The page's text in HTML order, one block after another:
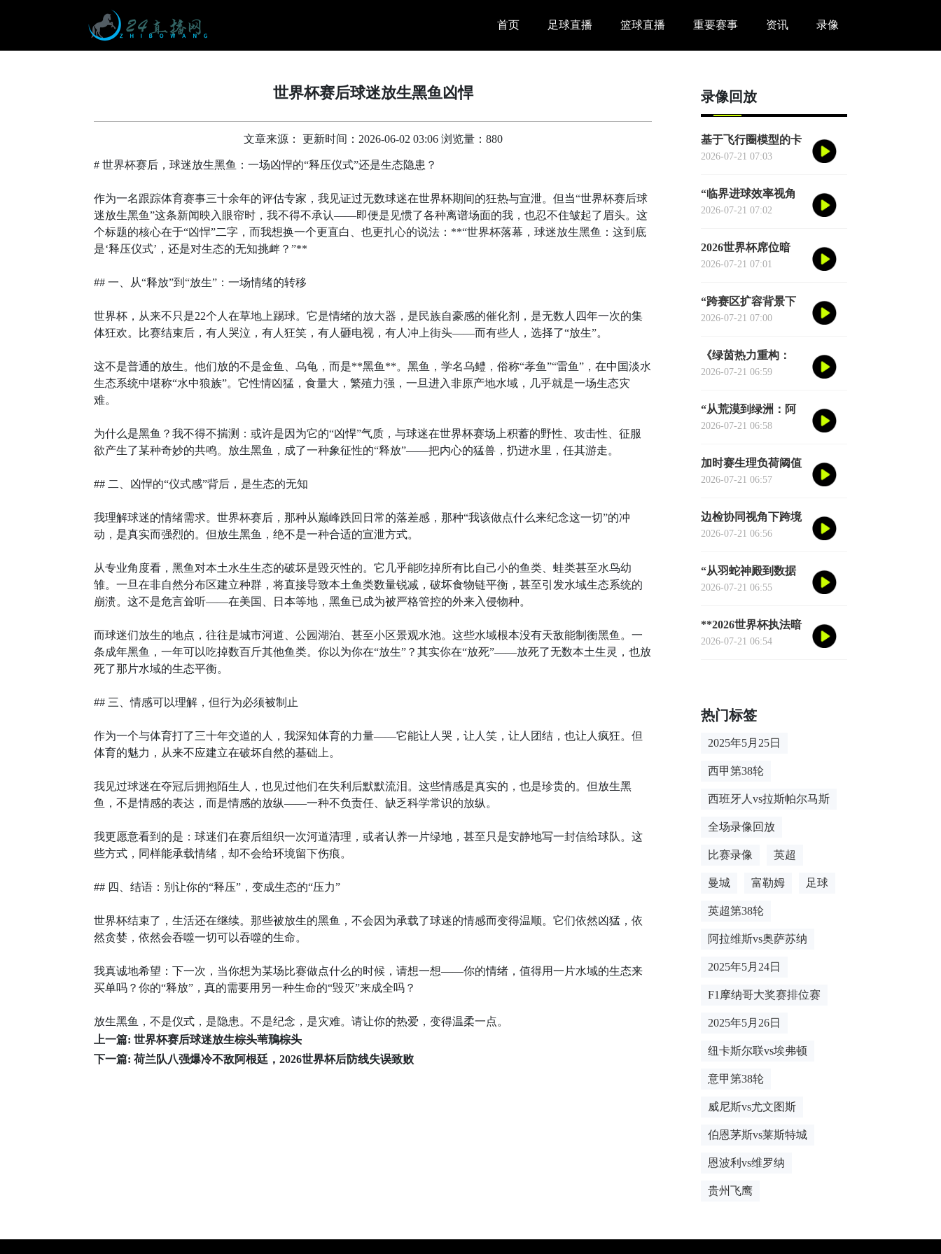
首页 足球直播 篮球直播 重要赛事 资讯 录像
世界杯赛后球迷放生黑鱼凶悍
文章来源： 更新时间：2026-06-02 03:06 浏览量：880
# 世界杯赛后，球迷放生黑鱼：一场凶悍的“释压仪式”还是生态隐患？
作为一名跟踪体育赛事三十余年的评估专家，我见证过无数球迷在世界杯期间的狂热与宣泄。但当“世界杯赛后球
迷放生黑鱼”这条新闻映入眼帘时，我不得不承认——即便是见惯了各种离谱场面的我，也忍不住皱起了眉头。这
个标题的核心在于“凶悍”二字，而我想换一个更直白、也更扎心的说法：**“世界杯落幕，球迷放生黑鱼：这到底
是‘释压仪式’，还是对生态的无知挑衅？”**
## 一、从“释放”到“放生”：一场情绪的转移
世界杯，从来不只是22个人在草地上踢球。它是情绪的放大器，是民族自豪感的催化剂，是无数人四年一次的集
体狂欢。比赛结束后，有人哭泣，有人狂笑，有人砸电视，有人冲上街头——而有些人，选择了“放生”。
这不是普通的放生。他们放的不是金鱼、乌龟，而是**黑鱼**。黑鱼，学名乌鳢，俗称“孝鱼”“雷鱼”，在中国淡水
生态系统中堪称“水中狼族”。它性情凶猛，食量大，繁殖力强，一旦进入非原产地水域，几乎就是一场生态灾
难。
为什么是黑鱼？我不得不揣测：或许是因为它的“凶悍”气质，与球迷在世界杯赛场上积蓄的野性、攻击性、征服
欲产生了某种奇妙的共鸣。放生黑鱼，成了一种象征性的“释放”——把内心的猛兽，扔进水里，任其游走。
## 二、凶悍的“仪式感”背后，是生态的无知
我理解球迷的情绪需求。世界杯赛后，那种从巅峰跌回日常的落差感，那种“我该做点什么来纪念这一切”的冲
动，是真实而强烈的。但放生黑鱼，绝不是一种合适的宣泄方式。
从专业角度看，黑鱼对本土水生生态的破坏是毁灭性的。它几乎能吃掉所有比自己小的鱼类、蛙类甚至水鸟幼
雏。一旦在非自然分布区建立种群，将直接导致本土鱼类数量锐减，破坏食物链平衡，甚至引发水域生态系统的
崩溃。这不是危言耸听——在美国、日本等地，黑鱼已成为被严格管控的外来入侵物种。
而球迷们放生的地点，往往是城市河道、公园湖泊、甚至小区景观水池。这些水域根本没有天敌能制衡黑鱼。一
条成年黑鱼，一年可以吃掉数百斤其他鱼类。你以为你在“放生”？其实你在“放死”——放死了无数本土生灵，也放
死了那片水域的生态平衡。
## 三、情感可以理解，但行为必须被制止
作为一个与体育打了三十年交道的人，我深知体育的力量——它能让人哭，让人笑，让人团结，也让人疯狂。但
体育的魅力，从来不应建立在破坏自然的基础上。
我见过球迷在夺冠后拥抱陌生人，也见过他们在失利后默默流泪。这些情感是真实的，也是珍贵的。但放生黑
鱼，不是情感的表达，而是情感的放纵——一种不负责任、缺乏科学常识的放纵。
我更愿意看到的是：球迷们在赛后组织一次河道清理，或者认养一片绿地，甚至只是安静地写一封信给球队。这
些方式，同样能承载情绪，却不会给环境留下伤痕。
## 四、结语：别让你的“释压”，变成生态的“压力”
世界杯结束了，生活还在继续。那些被放生的黑鱼，不会因为承载了球迷的情感而变得温顺。它们依然凶猛，依
然贪婪，依然会吞噬一切可以吞噬的生命。
我真诚地希望：下一次，当你想为某场比赛做点什么的时候，请想一想——你的情绪，值得用一片水域的生态来
买单吗？你的“释放”，真的需要用另一种生命的“毁灭”来成全吗？
放生黑鱼，不是仪式，是隐患。不是纪念，是灾难。请让你的热爱，变得温柔一点。
上一篇: 世界杯赛后球迷放生棕头苇鳽棕头
下一篇: 荷兰队八强爆冷不敌阿根廷，2026世界杯后防线失误致败
录像回放
基于飞行圈模型的卡
塔尔世界杯赛区驻地
研究
2026-07-21 07:03
“临界进球效率视角
下的2026世界杯季军
2026-07-21 07:02
2026世界杯席位暗
战：各大洲足联的权
投票策略
2026-07-21 07:01
“跨赛区扩容背景下
种子席位的地缘分配
2026-07-21 07:00
《绿茵热力重构：
2026世界杯跑动轨迹
2026-07-21 06:59
“从荒漠到绿洲：阿
兹特克三十年生态逆
2026-07-21 06:58
加时赛生理负荷阈值
与肌肉损伤概率：
测模型
2026-07-21 06:57
边检协同视角下跨境
球员通关机制优化研
世界杯为场景
2026-07-21 06:56
“从羽蛇神殿到数据
圣殿：阿兹特克球场
跃迁”
2026-07-21 06:55
**2026世界杯执法暗
战：裁判心率爆表的
2026-07-21 06:54
热门标签
2025年5月25日
西甲第38轮
西班牙人vs拉斯帕尔马斯
全场录像回放
比赛录像 英超
曼城 富勒姆 足球
英超第38轮
阿拉维斯vs奥萨苏纳
2025年5月24日
F1摩纳哥大奖赛排位赛
2025年5月26日
纽卡斯尔联vs埃弗顿
意甲第38轮
威尼斯vs尤文图斯
伯恩茅斯vs莱斯特城
恩波利vs维罗纳
贵州飞鹰